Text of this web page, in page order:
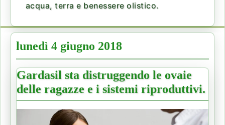
acqua, terra e benessere olistico.
lunedì 4 giugno 2018
Gardasil sta distruggendo le ovaie
delle ragazze e i sistemi riproduttivi.